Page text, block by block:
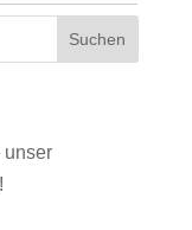
Suchen
unser